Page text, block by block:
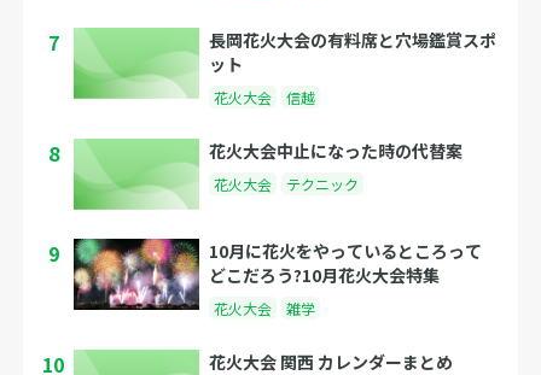
7
長岡花火大会の有料席と穴場鑑賞スポ
ット
花火大会 信越
8 花火大会中止になった時の代替案
花火大会 テクニック
9
10月に花火をやっているところって
どこだろう?10月花火大会特集
花火大会 雑学
10 花火大会 関西 カレンダーまとめ